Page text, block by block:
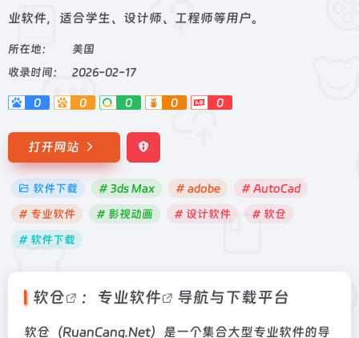
业软件，适合学生、设计师、工程师等用户。
所在地：
美国
收录时间：
2026-02-17
0 0 0 0 0
打开网站
软件下载 # 3ds Max # adobe
# AutoCad
# 专业软件
# 影视动画 # 设计软件
# 软仓
# 软件下载
软仓 ： 专业软件 导航与下载平台
软仓（RuanCang.Net）是一个集合大型专业软件的导